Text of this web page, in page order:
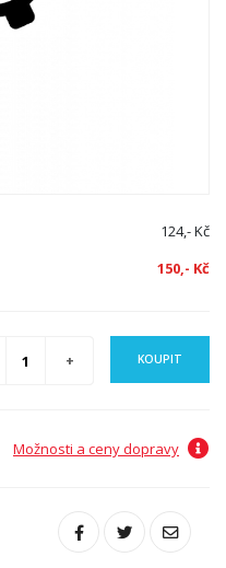
124,- Kč
150,- Kč
KOUPIT
Možnosti a ceny dopravy